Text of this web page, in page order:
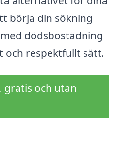
börja din sökning
dödsbostädning
och respektfullt sätt.
gratis och utan